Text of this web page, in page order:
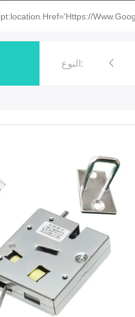
النوع:
قفل الملف اللولبي الكهربائي